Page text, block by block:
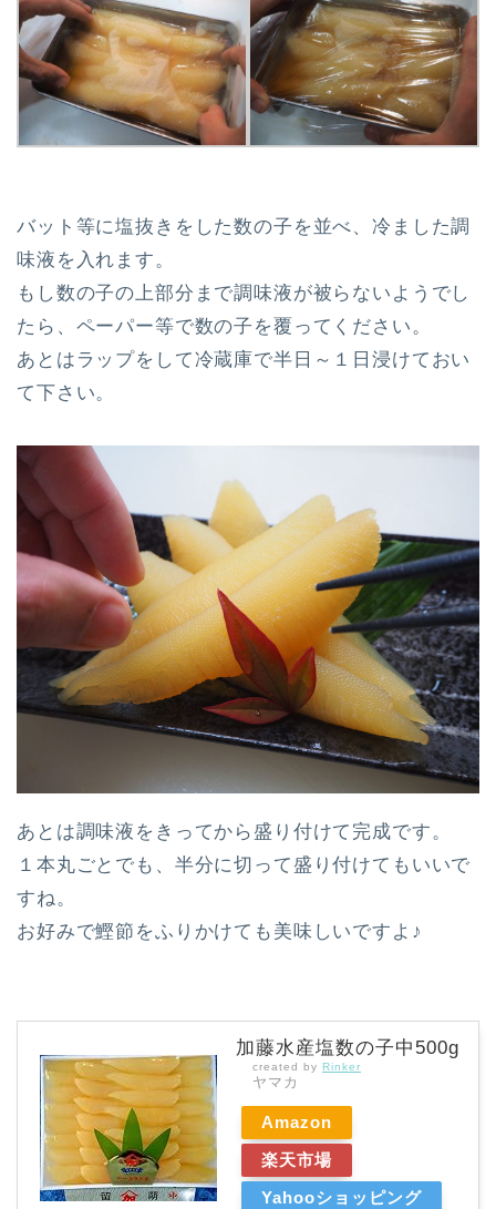
バット等に塩抜きをした数の子を並べ、冷ました調
味液を入れます。
もし数の子の上部分まで調味液が被らないようでし
たら、ペーパー等で数の子を覆ってください。
あとはラップをして冷蔵庫で半日～１日浸けておい
て下さい。
あとは調味液をきってから盛り付けて完成です。
１本丸ごとでも、半分に切って盛り付けてもいいで
すね。
お好みで鰹節をふりかけても美味しいですよ♪
加藤水産塩数の子中500g
created by Rinker
ヤマカ
Amazon
楽天市場
Yahooショッピング